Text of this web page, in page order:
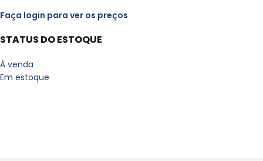
STATUS DO ESTOQUE
À venda
Em estoque
Faça login para ver os preços